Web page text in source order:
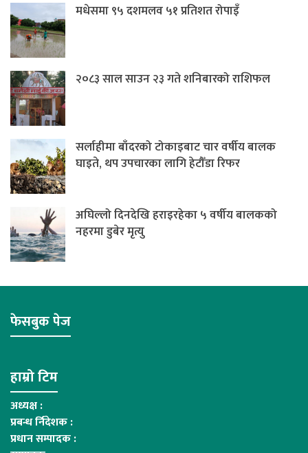
मधेसमा ९५ दशमलव ५१ प्रतिशत रोपाइँ
२०८३ साल साउन २३ गते शनिबारको राशिफल
सर्लाहीमा बाँदरको टोकाइबाट चार वर्षीय बालक
घाइते, थप उपचारका लागि हेटौँडा रिफर
अघिल्लो दिनदेखि हराइरहेका ५ वर्षीय बालकको
नहरमा डुबेर मृत्यु
फेसबुक पेज
हाम्रो टिम
अध्यक्ष :
प्रबन्ध र्निदेशक :
प्रधान सम्पादक :